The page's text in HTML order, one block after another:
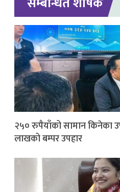
२५० रुपैयाँको सामान किनेका
लाखको बम्पर उपहार